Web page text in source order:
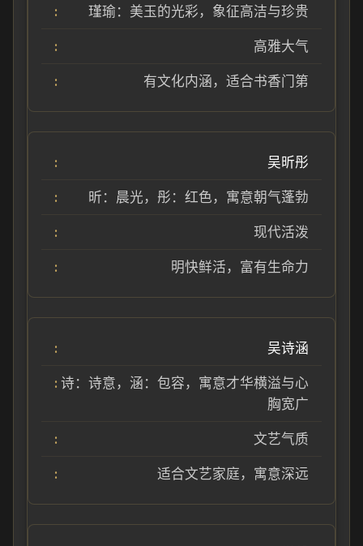
瑾瑜：美玉的光彩，象征高洁与珍贵
高雅大气
有文化内涵，适合书香门第
吴昕彤
昕：晨光，彤：红色，寓意朝气蓬勃
现代活泼
明快鲜活，富有生命力
吴诗涵
诗：诗意，涵：包容，寓意才华横溢与心
胸宽广
文艺气质
适合文艺家庭，寓意深远